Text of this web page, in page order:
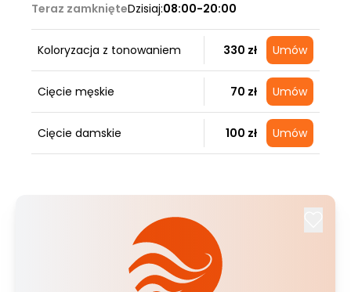
Teraz zamknięteDzisiaj:08:00-20:00
Koloryzacja z tonowaniem 330 zł Umów
Cięcie męskie 70 zł Umów
Cięcie damskie 100 zł Umów